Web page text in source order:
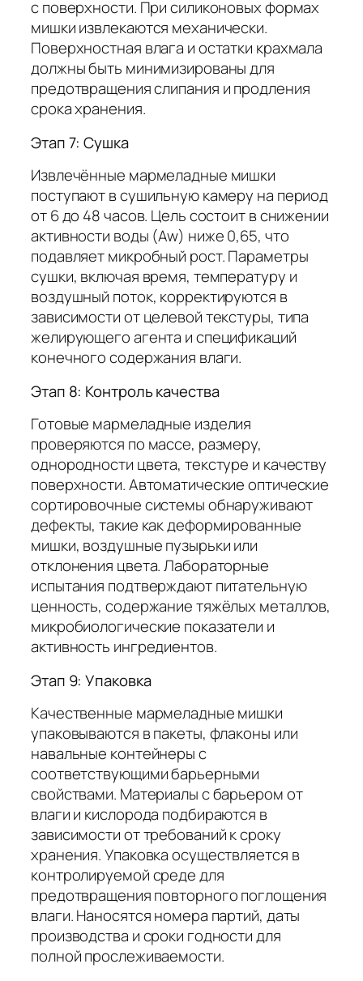
с поверхности. При силиконовых формах
мишки извлекаются механически.
Поверхностная влага и остатки крахмала
должны быть минимизированы для
предотвращения слипания и продления
срока хранения.
Этап 7: Сушка
Извлечённые мармеладные мишки
поступают в сушильную камеру на период
от 6 до 48 часов. Цель состоит в снижении
активности воды (Aw) ниже 0,65, что
подавляет микробный рост. Параметры
сушки, включая время, температуру и
воздушный поток, корректируются в
зависимости от целевой текстуры, типа
желирующего агента и спецификаций
конечного содержания влаги.
Этап 8: Контроль качества
Готовые мармеладные изделия
проверяются по массе, размеру,
однородности цвета, текстуре и качеству
поверхности. Автоматические оптические
сортировочные системы обнаруживают
дефекты, такие как деформированные
мишки, воздушные пузырьки или
отклонения цвета. Лабораторные
испытания подтверждают питательную
ценность, содержание тяжёлых металлов,
микробиологические показатели и
активность ингредиентов.
Этап 9: Упаковка
Качественные мармеладные мишки
упаковываются в пакеты, флаконы или
навальные контейнеры с
соответствующими барьерными
свойствами. Материалы с барьером от
влаги и кислорода подбираются в
зависимости от требований к сроку
хранения. Упаковка осуществляется в
контролируемой среде для
предотвращения повторного поглощения
влаги. Наносятся номера партий, даты
производства и сроки годности для
полной прослеживаемости.